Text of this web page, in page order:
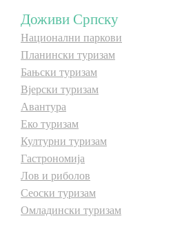
Дестинације
Списак дестинација
Мапа дестинација
Манифестације
Смјештај
Мултимедија
Доживи Српску
Национални паркови
Планински туризам
Бањски туризам
Вјерски туризам
Авантура
Еко туризам
Културни туризам
Гастрономија
Лов и риболов
Сеоски туризам
Омладински туризам